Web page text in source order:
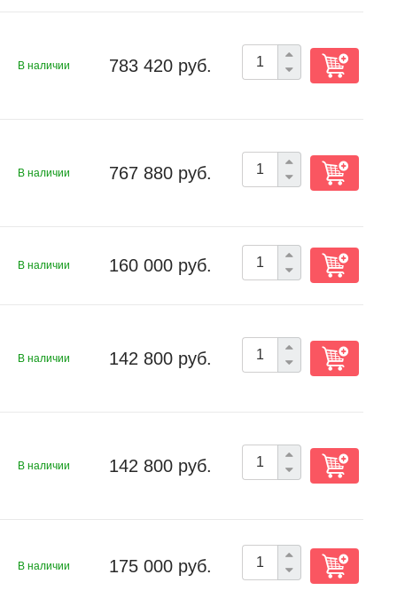
В наличии 783 420 руб.
В наличии 767 880 руб.
В наличии 160 000 руб.
В наличии 142 800 руб.
В наличии 142 800 руб.
В наличии 175 000 руб.